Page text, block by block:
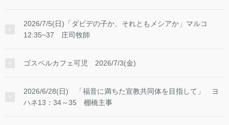
2026/7/5(日)「ダビデの子か、それともメシアか」マルコ
12:35~37 庄司牧師
ゴスペルカフェ可児 2026/7/3(金)
2026/6/28(日) 「福音に満ちた宣教共同体を目指して」 ヨ
ハネ13：34～35 棚橋主事